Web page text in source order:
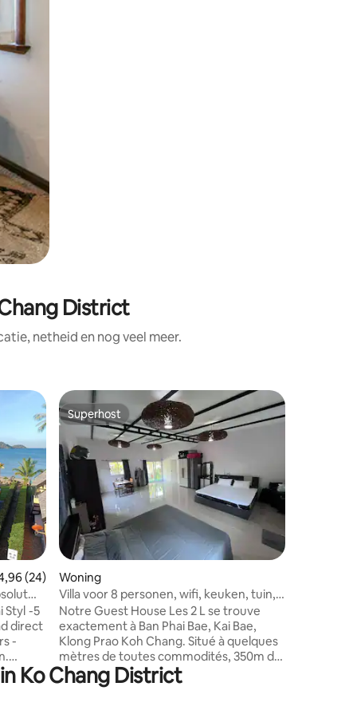
District
netheid en nog veel meer.
beoordeling van 4,96 op 5, 24 recensies
(24)
-5
direct
Superhost
Superhost
Woning
Villa voor 8 personen, wifi, keuken, tuin,
350 m van het strand
Notre Guest House Les 2 L se trouve
exactement à Ban Phai Bae, Kai Bae,
Klong Prao Koh Chang. Situé à quelques
mètres de toutes commodités, 350m de
la plage Pilot sur l’île paradisiaque de Koh
chang et proche de Walking Street Kai
Ko Chang District